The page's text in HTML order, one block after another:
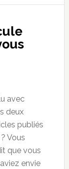
avec
deux
publiés
Vous
que vous
envie